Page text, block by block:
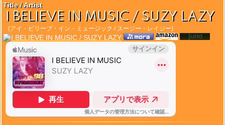
Title / Artist
I BELIEVE IN MUSIC / SUZY LAZY
(アイ・ビリーブ・イン・ミュージック / スージー・レイジー)